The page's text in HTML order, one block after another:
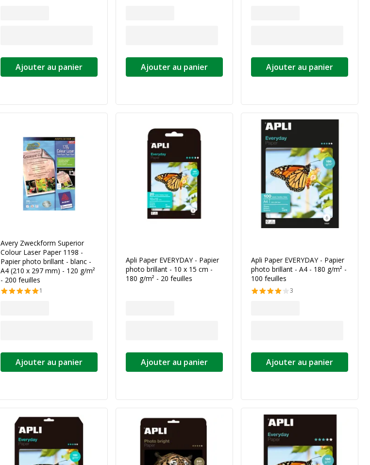
Ajouter au panier Ajouter au panier Ajouter au panier
Avery Zweckform Superior
Colour Laser Paper 1198 -
Papier photo brillant - blanc -
A4 (210 x 297 mm) - 120 g/m²
- 200 feuilles
1
Ajouter au panier
Apli Paper EVERYDAY - Papier
photo brillant - 10 x 15 cm -
180 g/m² - 20 feuilles
Ajouter au panier
Apli Paper EVERYDAY - Papier
photo brillant - A4 - 180 g/m² -
100 feuilles
3
Ajouter au panier